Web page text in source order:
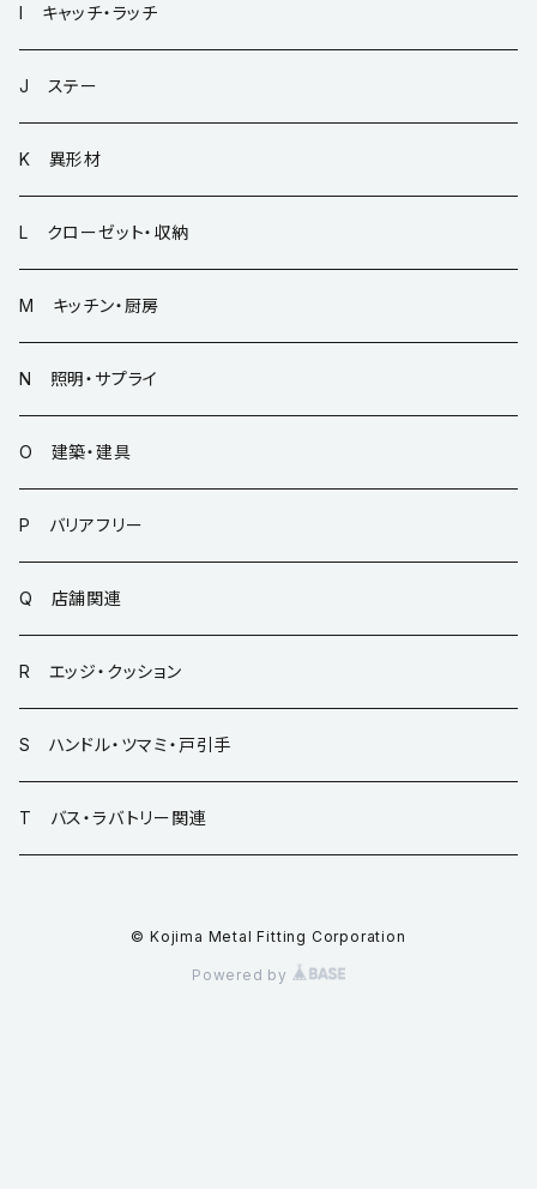
I キャッチ・ラッチ
J ステー
K 異形材
L クローゼット・収納
M キッチン・厨房
N 照明・サプライ
O 建築・建具
P バリアフリー
Q 店舗関連
R エッジ・クッション
S ハンドル・ツマミ・戸引手
T バス・ラバトリー関連
© Kojima Metal Fitting Corporation
Powered by